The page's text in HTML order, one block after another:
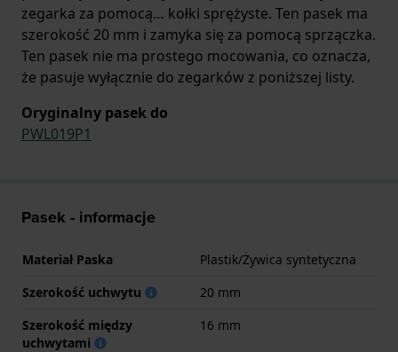
zegarka za pomocą… kołki sprężyste. Ten pasek ma
szerokość 20 mm i zamyka się za pomocą sprzączka.
Ten pasek nie ma prostego mocowania, co oznacza,
że pasuje wyłącznie do zegarków z poniższej listy.
Oryginalny pasek do
PWL019P1
Pasek - informacje
Materiał Paska
Plastik/Żywica syntetyczna
Szerokość uchwytu
20 mm
Szerokość między
uchwytami
16 mm